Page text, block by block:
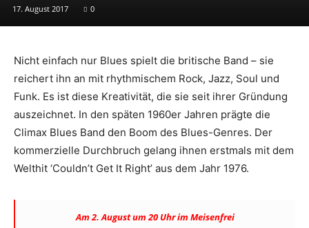
17. August 2017 0
Nicht einfach nur Blues spielt die britische Band – sie
reichert ihn an mit rhythmischem Rock, Jazz, Soul und
Funk. Es ist diese Kreativität, die sie seit ihrer Gründung
auszeichnet. In den späten 1960er Jahren prägte die
Climax Blues Band den Boom des Blues-Genres. Der
kommerzielle Durchbruch gelang ihnen erstmals mit dem
Welthit ‘Couldn’t Get It Right’ aus dem Jahr 1976.
Am 2. August um 20 Uhr im Meisenfrei